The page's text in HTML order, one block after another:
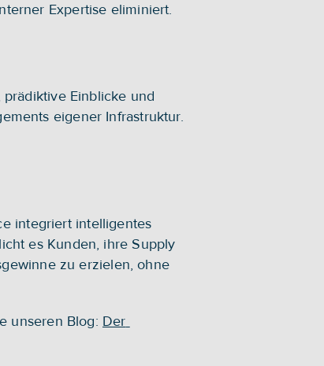
Expertise eliminiert.
prädiktive Einblicke und
eigener Infrastruktur.
integriert intelligentes
es Kunden, ihre Supply
zu erzielen, ohne
unseren Blog: Der